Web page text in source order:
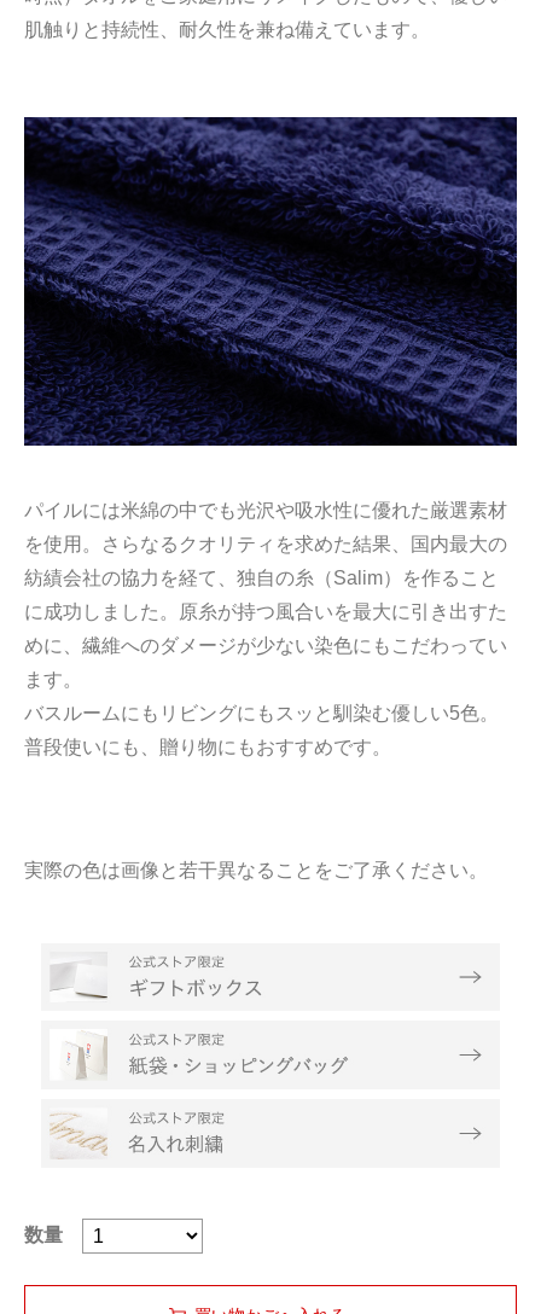
肌触りと持続性、耐久性を兼ね備えています。
パイルには米綿の中でも光沢や吸水性に優れた厳選素材
を使用。さらなるクオリティを求めた結果、国内最大の
紡績会社の協力を経て、独自の糸（Salim）を作ること
に成功しました。原糸が持つ風合いを最大に引き出すた
めに、繊維へのダメージが少ない染色にもこだわってい
ます。
バスルームにもリビングにもスッと馴染む優しい5色。
普段使いにも、贈り物にもおすすめです。
実際の色は画像と若干異なることをご了承ください。
数量